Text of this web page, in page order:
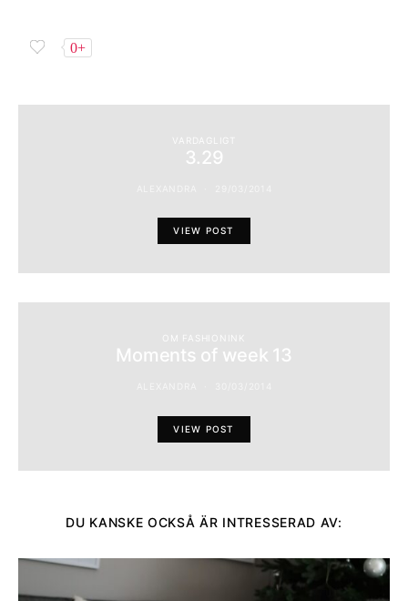
0+
VARDAGLIGT
3.29
VIEW POST
OM FASHIONINK
Moments of week 13
VIEW POST
DU KANSKE OCKSÅ ÄR INTRESSERAD AV: